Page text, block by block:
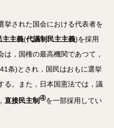
挙された国会における代表者を
主主義(代議制民主主義)を採用
は，国権の最高機関であつて，
条)とされ，国民はおもに選挙
る。また，日本国憲法では，議
直接民主制 ④を一部採用してい